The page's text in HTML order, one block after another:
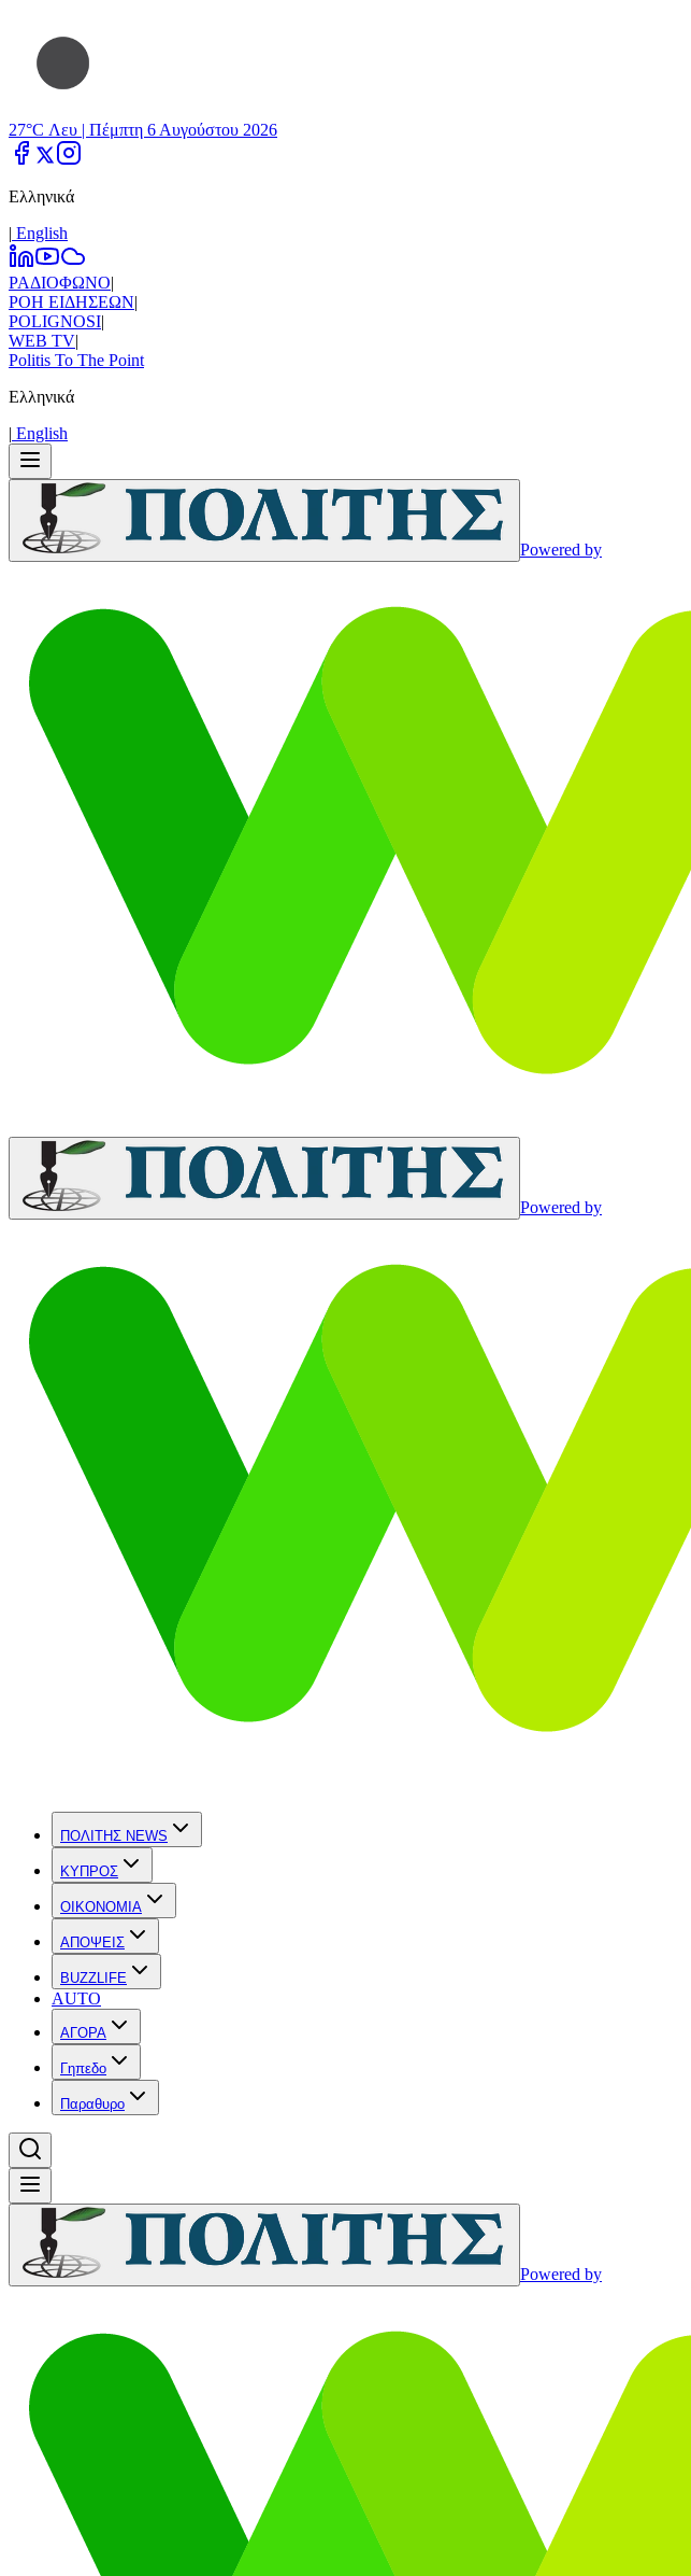
27°C Λευ | Πέμπτη 6 Αυγούστου 2026
Ελληνικά
| Εnglish
ΡΑΔΙΟΦΩΝΟ|
ΡΟΗ ΕΙΔΗΣΕΩΝ|
POLIGNOSI|
WEB TV|
Politis To The Point
Ελληνικά
| Εnglish
Powered by
Powered by
ΠΟΛΙΤΗΣ NEWS
ΚΥΠΡΟΣ
OIKONOMIA
ΑΠΟΨΕΙΣ
BUZZLIFE
AUTO
ΑΓΟΡΑ
Γηπεδο
Παραθυρο
Powered by